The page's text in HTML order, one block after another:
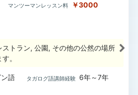
マンツーマンレッスン料 ￥3000
ストラン, 公園, その他の公然の場所
。
語 タガログ語講師経験
6年～7年